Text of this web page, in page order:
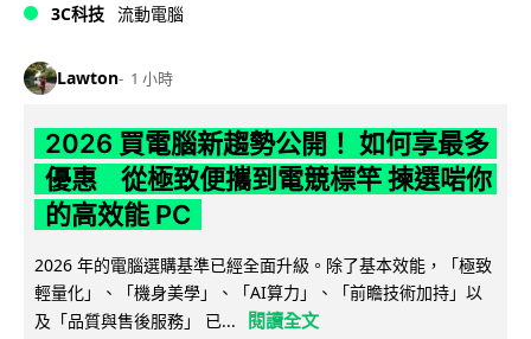
3C科技 流動電腦
Lawton 1 小時
2026 買電腦新趨勢公開！ 如何享最多
優惠 從極致便攜到電競標竿 揀選啱你
的高效能 PC
2026 年的電腦選購基準已經全面升級。除了基本效能，「極致
輕量化」、「機身美學」、「AI算力」、「前瞻技術加持」以
及「品質與售後服務」 已...
閱讀全文